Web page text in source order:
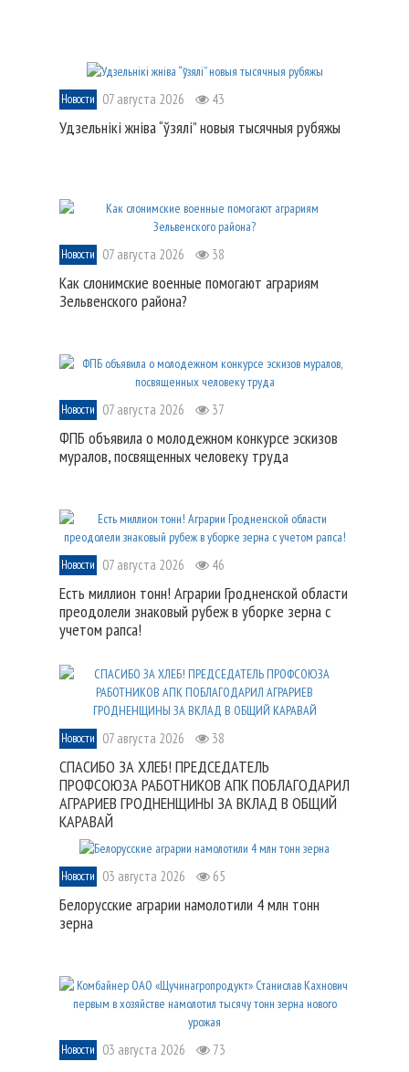
Новости 07 августа 2026 43
Удзельнікі жніва “ўзялі” новыя тысячныя рубяжы
Новости 07 августа 2026 38
Как слонимские военные помогают аграриям
Зельвенского района?
Новости 07 августа 2026 37
ФПБ объявила о молодежном конкурсе эскизов
муралов, посвященных человеку труда
Новости 07 августа 2026 46
Есть миллион тонн! Аграрии Гродненской области
преодолели знаковый рубеж в уборке зерна с
учетом рапса!
Новости 07 августа 2026 38
СПАСИБО ЗА ХЛЕБ! ПРЕДСЕДАТЕЛЬ
ПРОФСОЮЗА РАБОТНИКОВ АПК ПОБЛАГОДАРИЛ
АГРАРИЕВ ГРОДНЕНЩИНЫ ЗА ВКЛАД В ОБЩИЙ
КАРАВАЙ
Новости 03 августа 2026 65
Белорусские аграрии намолотили 4 млн тонн
зерна
Новости 03 августа 2026 73